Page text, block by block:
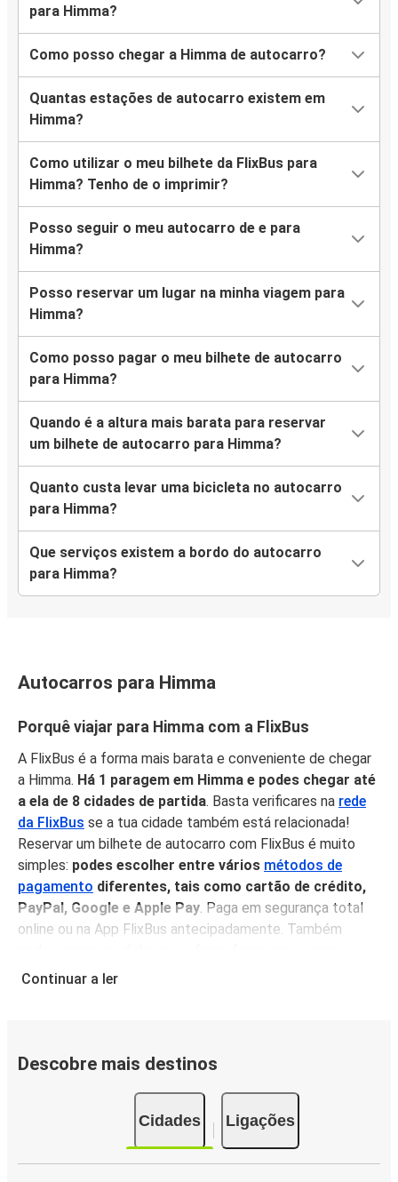
para Himma?
Como posso chegar a Himma de autocarro?
Quantas estações de autocarro existem em
Himma?
Como utilizar o meu bilhete da FlixBus para
Himma? Tenho de o imprimir?
Posso seguir o meu autocarro de e para
Himma?
Posso reservar um lugar na minha viagem para
Himma?
Como posso pagar o meu bilhete de autocarro
para Himma?
Quando é a altura mais barata para reservar
um bilhete de autocarro para Himma?
Quanto custa levar uma bicicleta no autocarro
para Himma?
Que serviços existem a bordo do autocarro
para Himma?
Autocarros para Himma
Porquê viajar para Himma com a FlixBus
A FlixBus é a forma mais barata e conveniente de chegar
a Himma. Há 1 paragem em Himma e podes chegar até
a ela de 8 cidades de partida. Basta verificares na rede
da FlixBus se a tua cidade também está relacionada!
Reservar um bilhete de autocarro com FlixBus é muito
simples: podes escolher entre vários métodos de
pagamento diferentes, tais como cartão de crédito,
PayPal, Google e Apple Pay. Paga em segurança total
online ou na App FlixBus antecipadamente. Também
improvisada. Além disso, não te esqueças que viajar de
Serviço a bordo
Viajar para Himma é uma experiência muito confortável:
uma vez a bordo do teu FlixBus, podes sentar-te, relaxar e
desfrutar dos nossos serviços a bordo
. Os nossos
autocarros estão equipados com WC e tomadas e, para
Continuar a ler
Descobre mais destinos
Cidades Ligações